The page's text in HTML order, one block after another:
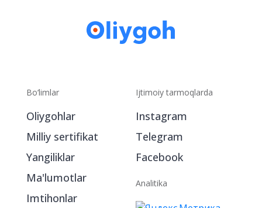
Bo‘limlar
Oliygohlar
Milliy sertifikat
Yangiliklar
Ma'lumotlar
Imtihonlar
Ijtimoiy tarmoqlarda
Instagram
Telegram
Facebook
Analitika